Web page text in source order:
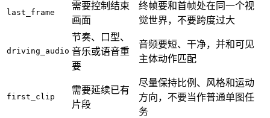
last_frame
需要控制结束
画面
终帧要和首帧处在同一个视
觉世界，不要跨度过大
driving_audio
节奏、口型、
音乐或语音重
要
音频要短、干净，并和可见
主体动作匹配
first_clip
需要延续已有
片段
尽量保持比例、风格和运动
方向，不要当作普通单图任
务